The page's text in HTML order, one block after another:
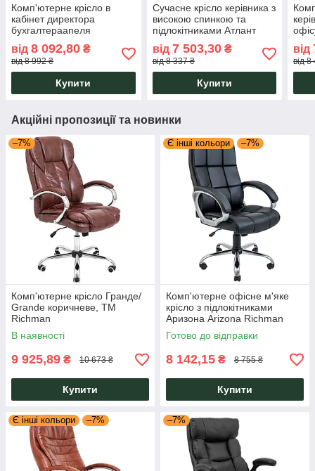
Комп'ютерне крісло в
кабінет директора
бухгалтераапеля
Вірджинія Virginia Хром
М1 Richman
від 8 092,80 ₴
від 8 992 ₴
Купити
Сучасне крісло керівника з
високою спинкою та
підлокітниками Атлант
Atlant Хром М1 Richman
від 7 503,30₴
від 8 337 ₴
Купити
від
від
Акційні пропозиції та новинки
–7%
Комп'ютерне крісло Гранде/
Grande коричневе, ТМ
Richman
В наявності
9 925,89 ₴ 10 673 ₴
Купити
Є інші кольори –7%
Комп'ютерне офісне м'яке
крісло з підлокітниками
Аризона Arizona Richman
Готово до відправки
8 142,15 ₴ 8 755 ₴
Купити
Є інші кольори –7% –7%